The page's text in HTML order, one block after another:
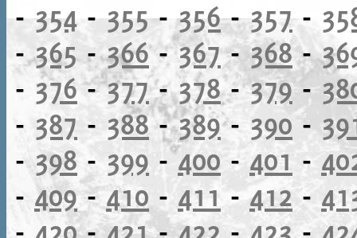
-354 -355-356-357-
-365-366-367-368-
- 376-377-378-379-
- 387 - 388-389- 390 -
-398 -399 -400 - 401 -
- 409-410 -411-412 -